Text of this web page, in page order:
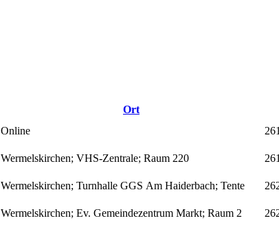
Ort
Online
Wermelskirchen; VHS-Zentrale; Raum 220
Wermelskirchen; Turnhalle GGS Am Haiderbach; Tente
Wermelskirchen; Ev. Gemeindezentrum Markt; Raum 2